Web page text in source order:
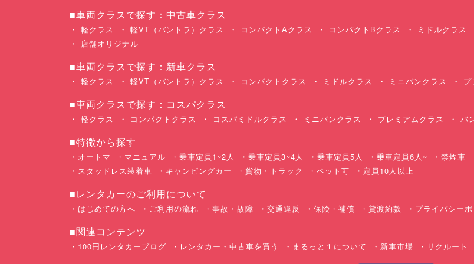
■車両クラスで探す：中古車クラス
軽クラス 軽VT（バントラ）クラス コンパクトAクラス コンパクトBクラス ミドルクラス
店舗オリジナル
■車両クラスで探す：新車クラス
軽クラス 軽VT（バントラ）クラス コンパクトクラス ミドルクラス ミニバンクラス プ
■車両クラスで探す：コスパクラス
軽クラス コンパクトクラス コスパミドルクラス ミニバンクラス プレミアムクラス バ
■特徴から探す
オートマ マニュアル 乗車定員1~2人 乗車定員3~4人 乗車定員5人 乗車定員6人~ 禁煙車
スタッドレス装着車
キャンピングカー 貨物・トラック ペット可 定員10人以上
■レンタカーのご利用について
はじめての方へ ご利用の流れ 事故・故障 交通違反 保険・補償 貸渡約款 プライバシー
■関連コンテンツ
100円レンタカーブログ レンタカー・中古車を買う まるっと１について 新車市場 リクルート